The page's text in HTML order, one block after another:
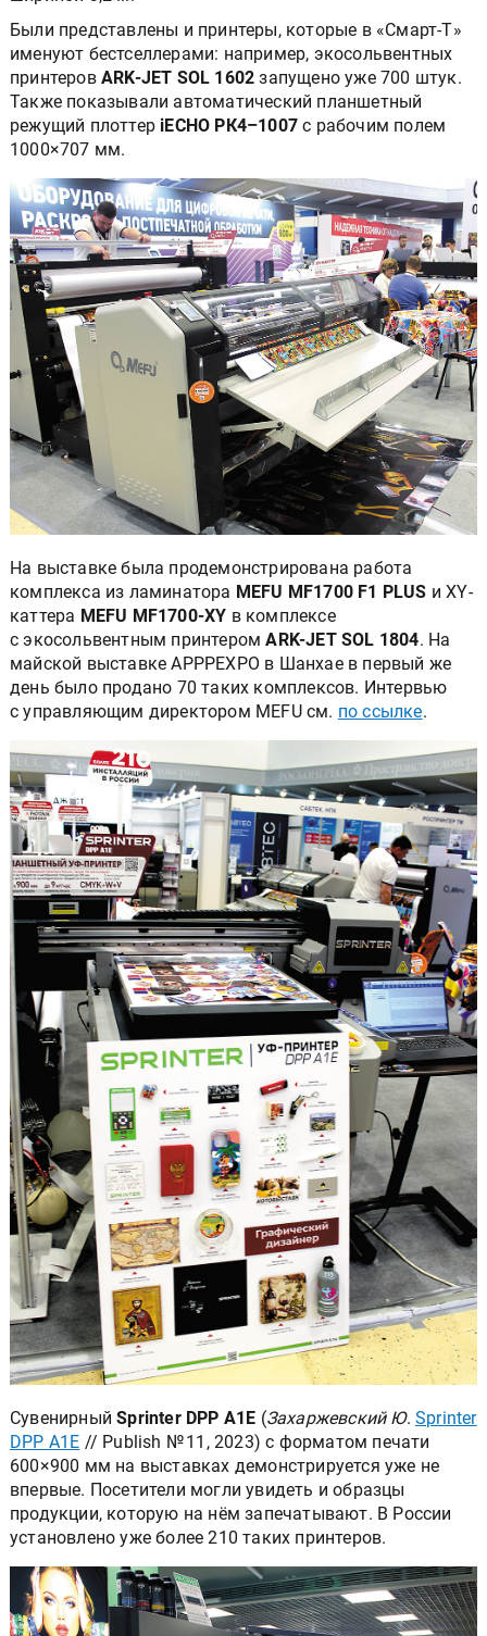
Были представлены и принтеры, которые в «Смарт-Т»
именуют бестселлерами: например, экосольвентных
принтеров ARK-JET SOL 1602 запущено уже 700 штук.
Также показывали автоматический планшетный
режущий плоттер iECHO РК4–1007 с рабочим полем
1000×707 мм.
На выставке была продемонстрирована работа
комплекса из ламинатора MEFU MF1700 F1 PLUS и XY-
каттера MEFU MF1700-XY в комплексе
с экосольвентным принтеромARK-JET SOL 1804. На
майской выставке APPPEXPO в Шанхае в первый же
день было продано 70 таких комплексов. Интервью
с управляющим директором MEFU см. по ссылке.
СувенирныйSprinter DPP A1E (Захаржевский Ю.Sprinter
DPP A1E // Publish № 11, 2023) с форматом печати
600×900 мм на выставках демонстрируется уже не
впервые. Посетители могли увидеть и образцы
продукции, которую на нём запечатывают. В России
установлено уже более 210 таких принтеров.